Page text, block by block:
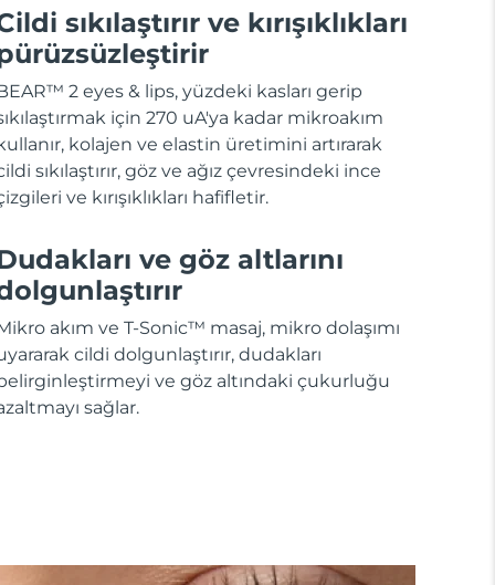
sıkılaştırır ve kırışıklıkları
2 eyes & lips, yüzdeki kasları gerip
için 270 uA'ya kadar mikroakım
kolajen ve elastin üretimini artırarak
sıkılaştırır, göz ve ağız çevresindeki ince
ve kırışıklıkları hafifletir.
ve göz altlarını
akım ve T-Sonic™ masaj, mikro dolaşımı
cildi dolgunlaştırır, dudakları
ve göz altındaki çukurluğu
sağlar.